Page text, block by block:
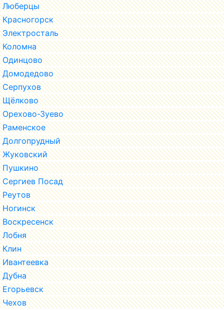
Люберцы
Красногорск
Электросталь
Коломна
Одинцово
Домодедово
Серпухов
Щёлково
Орехово-Зуево
Раменское
Долгопрудный
Жуковский
Пушкино
Сергиев Посад
Реутов
Ногинск
Воскресенск
Лобня
Клин
Ивантеевка
Дубна
Егорьевск
Чехов